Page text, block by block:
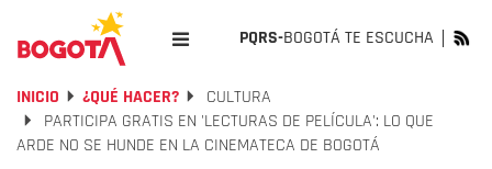
PQRS-BOGOTÁ TE ESCUCHA
INICIO ¿QUÉ HACER?
CULTURA
PARTICIPA GRATIS EN 'LECTURAS DE PELÍCULA': LO QUE
ARDE NO SE HUNDE EN LA CINEMATECA DE BOGOTÁ